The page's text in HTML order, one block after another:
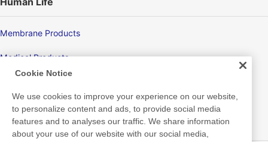
Membrane Products
Medical Products
New Products/Technologies
Cookie Notice
We use cookies to improve your experience on our website,
to personalize content and ads, to provide social media
features and to analyses our traffic. We share information
about your use of our website with our social media,